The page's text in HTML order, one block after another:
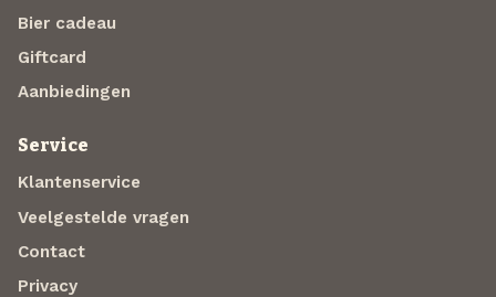
Bier cadeau
Giftcard
Aanbiedingen
Service
Klantenservice
Veelgestelde vragen
Contact
Privacy